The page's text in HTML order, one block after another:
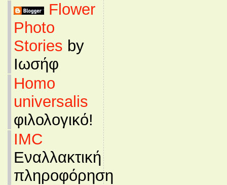
Flower
Photo
Stories by
Ιωσήφ
Homo
universalis
φιλολογικό!
IMC
Εναλλακτική
πληροφόρηση